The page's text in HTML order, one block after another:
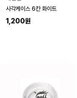
사각케이스 6칸 화이트
1,200원